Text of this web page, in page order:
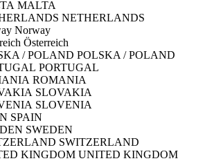
MALTA
NETHERLANDS
Norway
Österreich
POLSKA / POLAND
PORTUGAL
ROMANIA
SLOVAKIA
SLOVENIA
SPAIN
SWEDEN
SWITZERLAND
UNITED KINGDOM